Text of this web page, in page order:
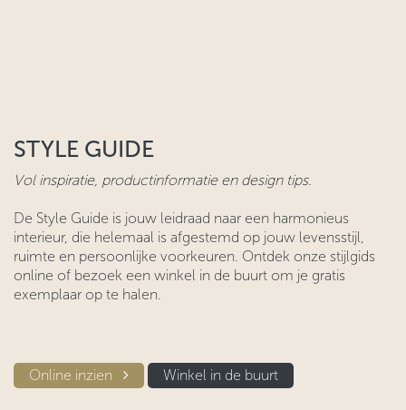
STYLE GUIDE
Vol inspiratie, productinformatie en design tips.
De Style Guide is jouw leidraad naar een harmonieus
interieur, die helemaal is afgestemd op jouw levensstijl,
ruimte en persoonlijke voorkeuren. Ontdek onze stijlgids
online of bezoek een winkel in de buurt om je gratis
exemplaar op te halen.
Online inzien​​ Winkel in d​​e buurt